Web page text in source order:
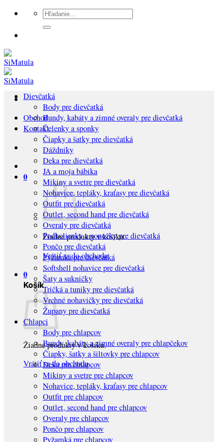
Preskočiť
obsah
Hľadať:
Obchod
Kontakt
0
Žiadne produkty v košíku.
Vrátiť sa do obchodu
0
Košík
Žiadne produkty v košíku.
Vrátiť sa do obchodu
Dievčatká
Body pre dievčatká
Bundy, kabáty a zimné overaly pre dievčatká
Čelenky a sponky
Čiapky a šatky pre dievčatká
Dáždniky
Deka pre dievčatká
JA a moja bábika
Mikiny a svetre pre dievčatká
Nohavice, tepláky, kraťasy pre dievčatká
Outfit pre dievčatká
Outlet, second hand pre dievčatká
Overaly pre dievčatká
Podkolienky a ponožky pre dievčatká
Pončo pre dievčatká
Pyžamká pre dievčatká
Softshell nohavice pre dievčatká
Šaty a sukničky
Tričká a tuniky pre dievčatká
Vrchné nohavičky pre dievčatká
Župany pre dievčatká
Chlapci
Body pre chlapcov
Bundy, kabáty a zimné overaly pre chlapčekov
Čiapky, šatky a šiltovky pre chlapcov
Deka pre chlapcov
Mikiny a svetre pre chlapcov
Nohavice, tepláky, kraťasy pre chlapcov
Outfit pre chlapcov
Outlet, second hand pre chlapcov
Overaly pre chlapcov
Pončo pre chlapcov
Pyžamká pre chlapcov